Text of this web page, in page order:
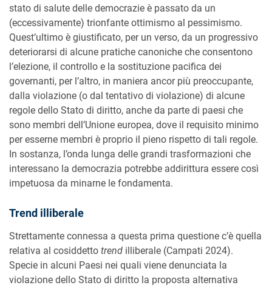
stato di salute delle democrazie è passato da un
(eccessivamente) trionfante ottimismo al pessimismo.
Quest’ultimo è giustificato, per un verso, da un progressivo
deteriorarsi di alcune pratiche canoniche che consentono
l’elezione, il controllo e la sostituzione pacifica dei
governanti, per l’altro, in maniera ancor più preoccupante,
dalla violazione (o dal tentativo di violazione) di alcune
regole dello Stato di diritto, anche da parte di paesi che
sono membri dell’Unione europea, dove il requisito minimo
per esserne membri è proprio il pieno rispetto di tali regole.
In sostanza, l’onda lunga delle grandi trasformazioni che
interessano la democrazia potrebbe addirittura essere così
impetuosa da minarne le fondamenta.
Trend illiberale
Strettamente connessa a questa prima questione c’è quella
relativa al cosiddetto trend illiberale (Campati 2024).
Specie in alcuni Paesi nei quali viene denunciata la
violazione dello Stato di diritto la proposta alternativa